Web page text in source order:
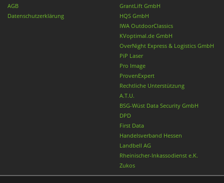
AGB
Datenschutzerklärung
GrantLift GmbH
HQS GmbH
IWA OutdoorClassics
KVoptimal.de GmbH
OverNight Express & Logistics GmbH
PiP Laser
Pro Image
ProvenExpert
Rechtliche Unterstützung
A.T.U.
BSG-Wüst Data Security GmbH
DPD
First Data
Handelsverband Hessen
Landbell AG
Rheinischer-Inkassodienst e.K.
Zukos